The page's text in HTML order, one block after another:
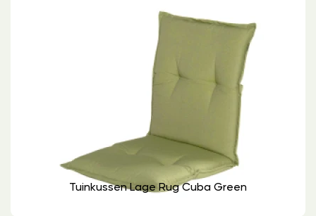
Tuinkussen Lage Rug Cuba Green